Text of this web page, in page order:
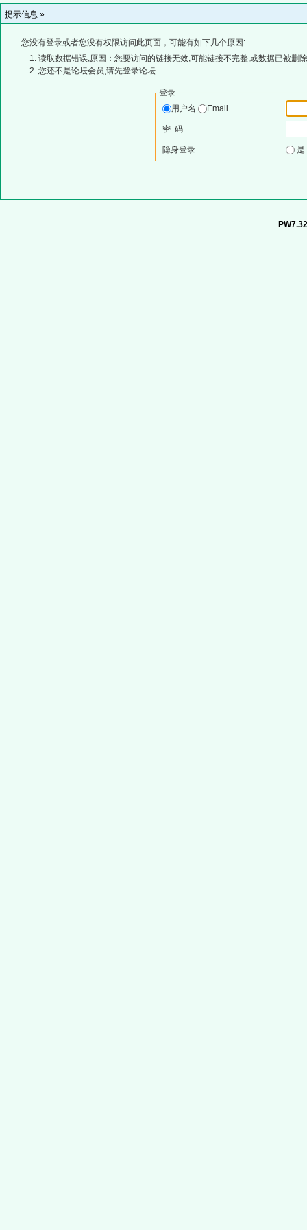
提示信息 »
您没有登录或者您没有权限访问此页面，可能有如下几个原因:
读取数据错误,原因：您要访问的链接无效,可能链接不完整,或数据已被删
您还不是论坛会员,请先登录论坛
登录
用户名
Email
密 码
隐身登录